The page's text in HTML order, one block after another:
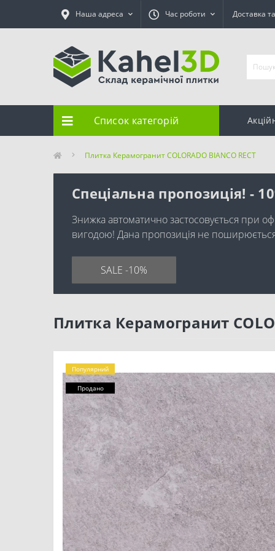
Наша адреса Час роботи Доставка
Список категорій
Плитка Керамогранит COLORADO BIANCO RECT
Спеціальна пропозиція! -
Знижка автоматично застосовується при
вигодою! Дана пропозиція не
SALE -10%
Плитка Керамогранит
Популярний
Продано